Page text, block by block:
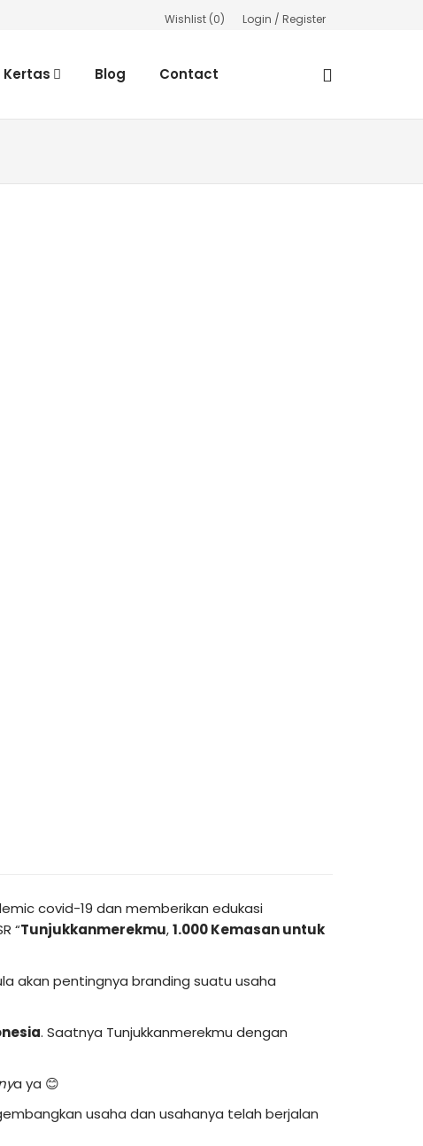
Wishlist (0) Login / Register
Kertas Blog Contact
covid-19 dan memberikan edukasi
“Tunjukkanmerekmu,1.000 Kemasan untuk
akan pentingnya branding suatu usaha
. Saatnya Tunjukkanmerekmu dengan
a ya 😊
usaha dan usahanya telah berjalan